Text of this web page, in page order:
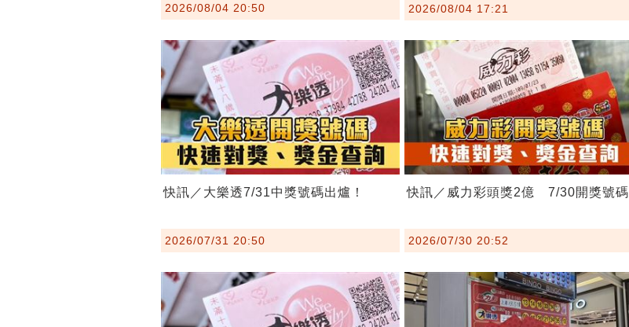
2026/08/04 20:50 2026/08/04 17:21
快訊／大樂透7/31中獎號碼出爐！
2026/07/31 20:50
快訊／威力彩頭獎2億 7/30開獎號碼
2026/07/30 20:52